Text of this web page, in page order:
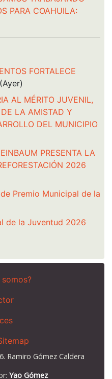
PARA COAHUILA:
FORTALECE
(Ayer)
AL MÉRITO JUVENIL,
LA AMISTAD Y
DEL MUNICIPIO
PRESENTA LA
2026
Premio Municipal de la
de la Juventud 2026
somos?
Ramiro Gómez Caldera
Yao Gómez